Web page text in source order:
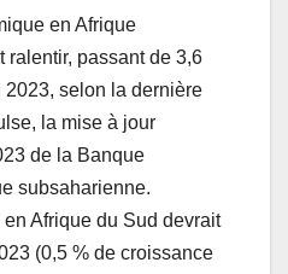
en Afrique
ralentir, passant de 3,6
2023, selon la dernière
la mise à jour
de la Banque
subsaharienne.
en Afrique du Sud devrait
(0,5 % de croissance